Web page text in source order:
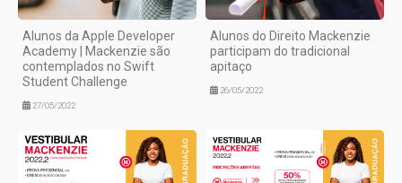
Alunos da Apple Developer
Academy | Mackenzie são
contemplados no Swift
Student Challenge
27/05/2022
Alunos do Direito Mackenzie
participam do tradicional
apitaço
26/05/2022